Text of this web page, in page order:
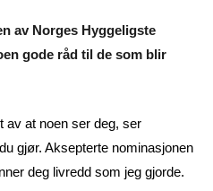
av Norges Hyggeligste
gode råd til de som blir
av at noen ser deg, ser
gjør. Aksepterte nominasjonen
deg livredd som jeg gjorde.